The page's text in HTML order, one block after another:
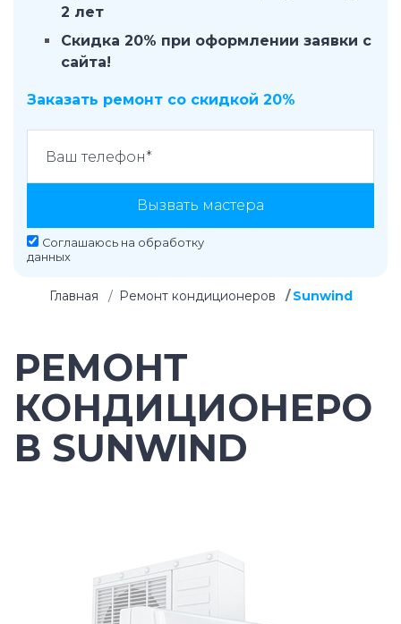
2 лет
Скидка 20% при оформлении заявки с
сайта!
Заказать ремонт со скидкой 20%
Вызвать мастера
Соглашаюсь на обработку
данных
Главная Ремонт кондиционеров Sunwind
РЕМОНТ
КОНДИЦИОНЕРО
В SUNWIND